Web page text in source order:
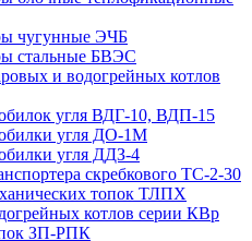
чугунные ЭЧБ
стальные БВЭС
и водогрейных котлов
угля ВДГ-10, ВДП-15
угля ДО-1М
угля ДДЗ-4
скребкового ТС-2-30
топок ТЛПХ
котлов серии КВр
ЗП-РПК